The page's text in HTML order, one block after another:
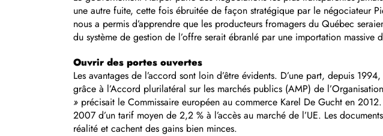
une autre fuite, cette fois ébruitée de façon stratégique par le négociateur
nous a permis d’apprendre que les producteurs fromagers du Québec
du système de gestion de l’offre serait ébranlé par une importation massive
Ouvrir des portes ouvertes
Les avantages de l’accord sont loin d’être évidents. D’une part, depuis
grâce à l’Accord plurilatéral sur les marchés publics (AMP) de
» précisait le Commissaire européen au commerce Karel De Gucht en
2007 d’un tarif moyen de 2,2 % à l’accès au marché de l’UE. Les
réalité et cachent des gains bien minces.